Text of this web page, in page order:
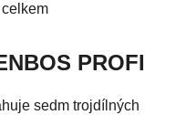
PROFI
sedm trojdílných